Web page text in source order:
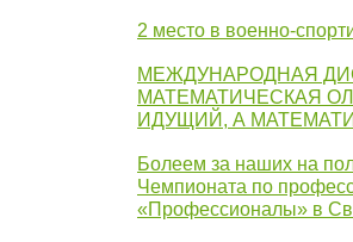
2 место в военно-
МЕЖДУНАРОДНАЯ
МАТЕМАТИЧЕСКАЯ
ИДУЩИЙ, А
Болеем за наших на
Чемпионата по
«Профессионалы» в